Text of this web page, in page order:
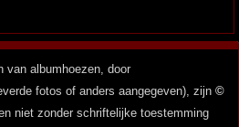
van albumhoezen, door
fotos of anders aangegeven), zijn ©
niet zonder schriftelijke toestemming